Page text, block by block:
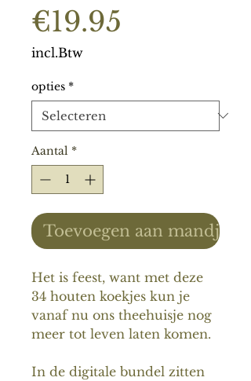
€19.95
incl.Btw
opties *
Aantal *
Toevoegen aan mandje
Het is feest, want met deze
34 houten koekjes kun je
vanaf nu ons theehuisje nog
meer tot leven laten komen.
In de digitale bundel zitten